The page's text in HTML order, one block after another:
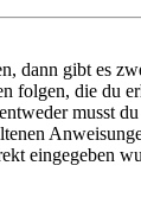
dann gibt es
folgen, die du
musst
eingegeben